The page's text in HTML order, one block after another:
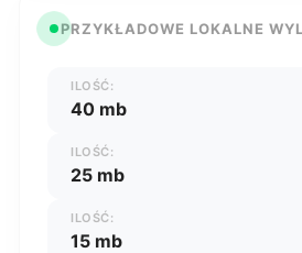
PRZYKŁADOWE LOKALNE
ILOŚĆ:
40 mb
ILOŚĆ:
25 mb
ILOŚĆ:
15 mb